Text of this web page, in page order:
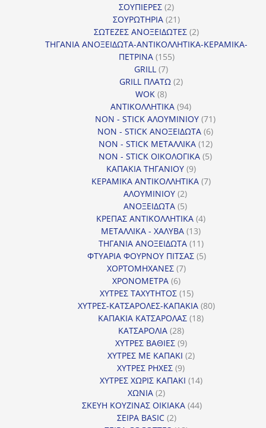
ΣΟΥΠΙΕΡΕΣ 22
προϊόντα
ΣΟΥΡΩΤΗΡΙΑ 2121
προϊόντα
ΣΩΤΕΖΕΣ ΑΝΟΞΕΙΔΩΤΕΣ 22
προϊόντα
ΤΗΓΑΝΙΑ ΑΝΟΞΕΙΔΩΤΑ-ΑΝΤΙΚΟΛΛΗΤΙΚΑ-ΚΕΡΑΜΙΚΑ-
ΠΕΤΡΙΝΑ 155155
GRILL 77
προϊόντα
GRILL ΠΛΑΤΩ 22
WOK 88
προϊόντα
ΑΝΤΙΚΟΛΛΗΤΙΚΑ 9494
προϊόντα
NON - STICK ΑΛΟΥΜΙΝΙΟΥ 7171
προϊόντα
NON - STICK ΑΝΟΞΕΙΔΩΤΑ 66
προϊόντα
NON - STICK ΜΕΤΑΛΛΙΚΑ 1212
προϊόντα
NON - STICK ΟΙΚΟΛΟΓΙΚΑ 55
ΚΑΠΑΚΙΑ ΤΗΓΑΝΙΟΥ 99
προϊόντα
ΚΕΡΑΜΙΚΑ ΑΝΤΙΚΟΛΛΗΤΙΚΑ 77
ΑΛΟΥΜΙΝΙΟΥ 22
προϊόντα
ΑΝΟΞΕΙΔΩΤΑ 55
προϊόντα
ΚΡΕΠΑΣ ΑΝΤΙΚΟΛΛΗΤΙΚΑ 44
ΜΕΤΑΛΛΙΚΑ - ΧΑΛΥΒΑ 1313
προϊόντα
ΤΗΓΑΝΙΑ ΑΝΟΞΕΙΔΩΤΑ 1111
προϊόντα
ΦΤΥΑΡΙΑ ΦΟΥΡΝΟΥ ΠΙΤΣΑΣ 55
ΧΟΡΤΟΜΗΧΑΝΕΣ 77
ΧΡΟΝΟΜΕΤΡΑ 66
προϊόντα
ΧΥΤΡΕΣ ΤΑΧΥΤΗΤΟΣ 1515
προϊόντα
ΧΥΤΡΕΣ-ΚΑΤΣΑΡΟΛΕΣ-ΚΑΠΑΚΙΑ 8080
ΚΑΠΑΚΙΑ ΚΑΤΣΑΡΟΛΑΣ 1818
ΚΑΤΣΑΡΟΛΙΑ 2828
προϊόντα
ΧΥΤΡΕΣ ΒΑΘΙΕΣ 99
προϊόντα
ΧΥΤΡΕΣ ΜΕ ΚΑΠΑΚΙ 22
ΧΥΤΡΕΣ ΡΗΧΕΣ 99
προϊόντα
ΧΥΤΡΕΣ ΧΩΡΙΣ ΚΑΠΑΚΙ 1414
ΧΩΝΙΑ 22
προϊόντα
ΣΚΕΥΗ ΚΟΥΖΙΝΑΣ ΟΙΚΙΑΚΑ 4444
ΣΕΙΡΑ BASIC 22